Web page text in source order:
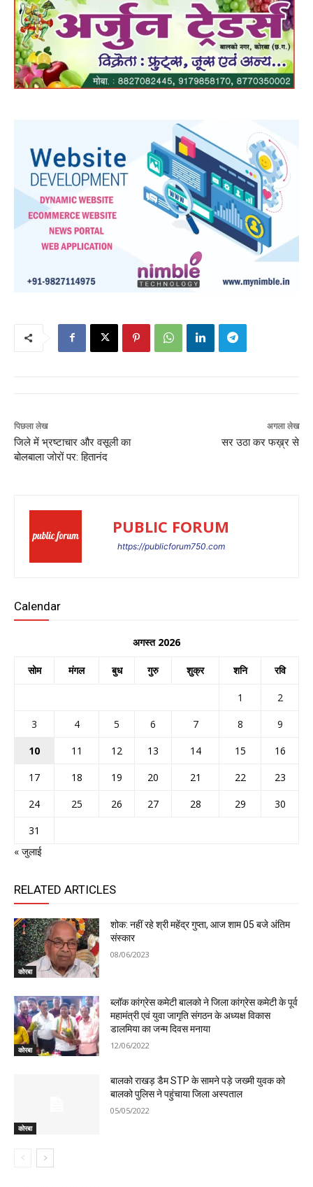
पिछला लेख
जिले में भ्रष्टाचार और वसूली का
बोलबाला जोरों पर: हितानंद
अगला लेख
सर उठा कर फख़्र से
PUBLIC FORUM
https://publicforum750.com
Calendar
अगस्त 2026
सोम मंगल बुध गुरु शुक्र शनि रवि
1
2
3
4 5 6 7 8
9
10
11 12 13 14 15
16
17
18 19 20 21 22
23
24
25 26 27 28 29
30
31
« जुलाई
RELATED ARTICLES
कोरबा
शोक: नहीं रहे श्री महेंद्र गुप्ता, आज शाम 05 बजे अंतिम
संस्कार
08/06/2023
कोरबा
ब्लॉक कांग्रेस कमेटी बालको ने जिला कांग्रेस कमेटी के पूर्व
महामंत्री एवं युवा जागृति संगठन के अध्यक्ष विकास
डालमिया का जन्म दिवस मनाया
12/06/2022
कोरबा
बालको राखड़ डैम STP के सामने पड़े जख्मी युवक को
बालको पुलिस ने पहुंचाया जिला अस्पताल
05/05/2022